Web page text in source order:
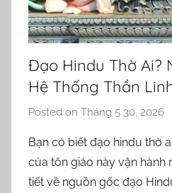
Đạo Hindu Thờ Ai?
Hệ Thống Thần
Posted on Tháng 5 30, 2026
o
r
n
Bạn có biết đạo hindu thờ
của tôn giáo này vận hành
tiết về nguồn gốc đạo